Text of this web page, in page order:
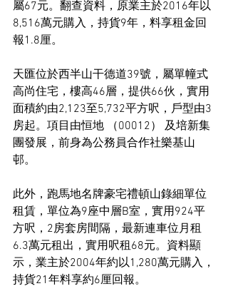
屬67元。翻查資料，原業主於2016年以
8,516萬元購入，持貨9年，料享租金回
報1.8厘。
天匯位於西半山干德道39號，屬單幢式
高尚住宅，樓高46層，提供66伙，實用
面積約由2,123至5,732平方呎，戶型由3
房起。項目由恒地 （00012） 及培新集
團發展，前身為公務員合作社樂基山
邨。
此外，跑馬地名牌豪宅禮頓山錄細單位
租賃，單位為9座中層B室，實用924平
方呎，2房套房間隔，最新連車位月租
6.3萬元租出，實用呎租68元。資料顯
示，業主於2004年約以1,280萬元購入，
持貨21年料享約6厘回報。